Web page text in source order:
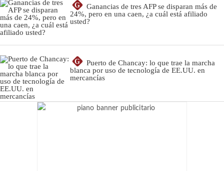
G
Ganancias de tres AFP se disparan más de
24%, pero en una caen, ¿a cuál está afiliado
usted?
G
Puerto de Chancay: lo que trae la marcha
blanca por uso de tecnología de EE.UU. en
mercancías